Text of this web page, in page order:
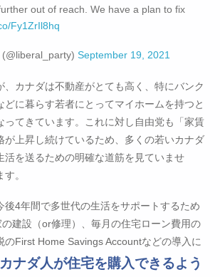
out of reach. We have a plan to fix
Fy1ZrIl8hq
September 19, 2021
、カナダは不動産がとても高く、特にバンク
どに暮らす若者にとってマイホームを持つと
ってきています。これに対し自由党も「家賃
が上昇し続けているため、多くの若いカナダ
活を送るための明確な道筋を見ていませ
。
後4年間で多世代の生活をサポートするため
建設（or修理）、毎月の住宅ローン費用の
のFirst Home Savings Accountなどの導入に
ナダ人が住宅を購入できるよう